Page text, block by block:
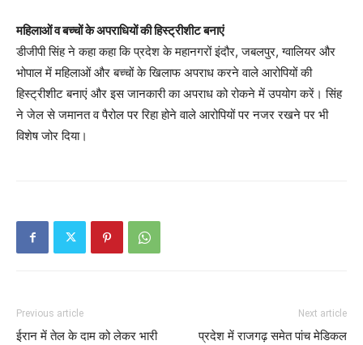
महिलाओं व बच्चों के अपराधियों की हिस्ट्रीशीट बनाएं
डीजीपी सिंह ने कहा कहा कि प्रदेश के महानगरों इंदौर, जबलपुर, ग्‍वालियर और
भोपाल में महिलाओं और बच्‍चों के खिलाफ अपराध करने वाले आरोपियों की
हिस्‍ट्रीशीट बनाएं और इस जानकारी का अपराध को रोकने में उपयोग करें। सिंह
ने जेल से जमानत व पैरोल पर रिहा होने वाले आरोपियों पर नजर रखने पर भी
विशेष जोर दिया।
Previous article
ईरान में तेल के दाम को लेकर भारी
Next article
प्रदेश में राजगढ़ समेत पांच मेडिकल